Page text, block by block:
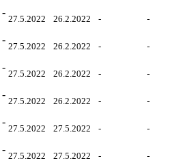
-
27.5.2022 26.2.2022 - -
-
27.5.2022 26.2.2022 - -
-
27.5.2022 26.2.2022 - -
-
27.5.2022 26.2.2022 - -
-
27.5.2022 27.5.2022 - -
-
27.5.2022 27.5.2022 - -